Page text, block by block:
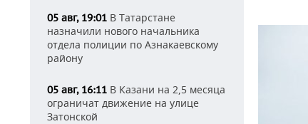
05 авг, 19:01 В Татарстане
назначили нового начальника
отдела полиции по Азнакаевскому
району
05 авг, 16:11 В Казани на 2,5 месяца
ограничат движение на улице
Затонской